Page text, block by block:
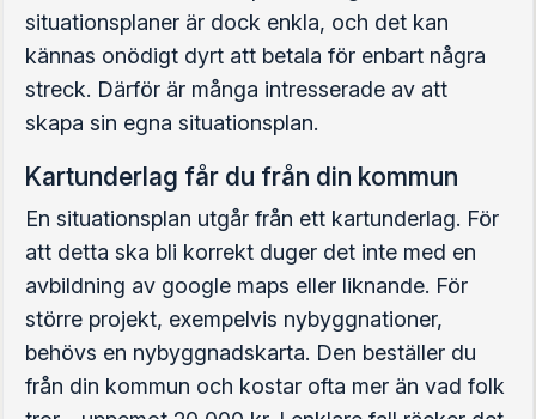
situationsplaner är dock enkla, och det kan
kännas onödigt dyrt att betala för enbart några
streck. Därför är många intresserade av att
skapa sin egna situationsplan.
Kartunderlag får du från din kommun
En situationsplan utgår från ett kartunderlag. För
att detta ska bli korrekt duger det inte med en
avbildning av google maps eller liknande. För
större projekt, exempelvis nybyggnationer,
behövs en nybyggnadskarta. Den beställer du
från din kommun och kostar ofta mer än vad folk